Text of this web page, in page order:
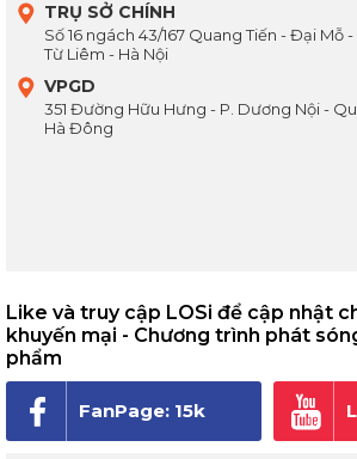
TRỤ SỞ CHÍNH
Số 16 ngách 43/167 Quang Tiến - Đại Mỗ
Từ Liêm - Hà Nội
VPGD
351 Đường Hữu Hưng - P. Dương Nội -
Hà Đông
Like và truy cập LOSi để cập nhật
khuyến mại - Chương trình phát
phẩm
FanPage: 15k